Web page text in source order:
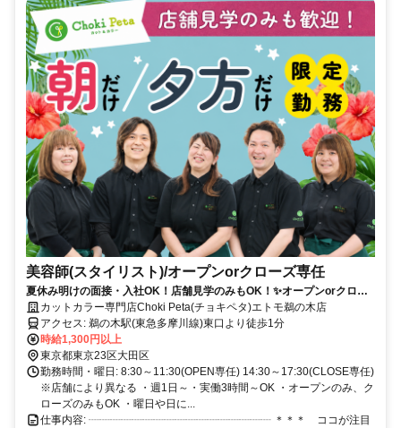
美容師(スタイリスト)/オープンorクローズ専任
夏休み明けの面接・入社OK！店舗見学のみもOK！✨オープンorクロー
ズだけの限定勤務✨お小遣い稼ぎや久しぶりのお仕事復帰にもぴった
り！カジュアル面談OK✨
カットカラー専門店Choki Peta(チョキペタ)エトモ鵜の木店
アクセス: 鵜の木駅(東急多摩川線)東口より徒歩1分
時給1,300円以上
東京都東京23区大田区
勤務時間・曜日: 8:30～11:30(OPEN専任) 14:30～17:30(CLOSE専任)
※店舗により異なる ・週1日～・実働3時間～OK ・オープンのみ、ク
ローズのみもOK ・曜日や日に...
仕事内容: ┈┈┈┈┈┈┈┈┈┈┈┈┈┈┈┈┈ ＊＊＊ ココが注目